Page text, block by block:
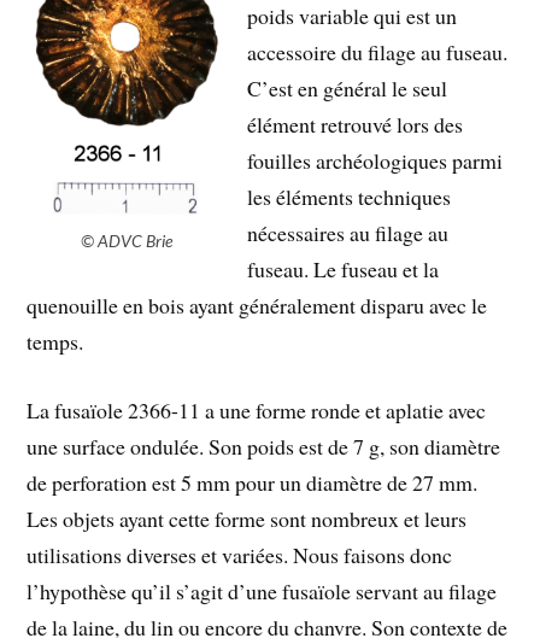
© ADVC Brie
poids variable qui est un
accessoire du filage au fuseau.
C’est en général le seul
élément retrouvé lors des
fouilles archéologiques parmi
les éléments techniques
nécessaires au filage au
fuseau. Le fuseau et la
quenouille en bois ayant généralement disparu avec le
temps.
La fusaïole 2366-11 a une forme ronde et aplatie avec
une surface ondulée. Son poids est de 7 g, son diamètre
de perforation est 5 mm pour un diamètre de 27 mm.
Les objets ayant cette forme sont nombreux et leurs
utilisations diverses et variées. Nous faisons donc
l’hypothèse qu’il s’agit d’une fusaïole servant au filage
de la laine, du lin ou encore du chanvre. Son contexte de